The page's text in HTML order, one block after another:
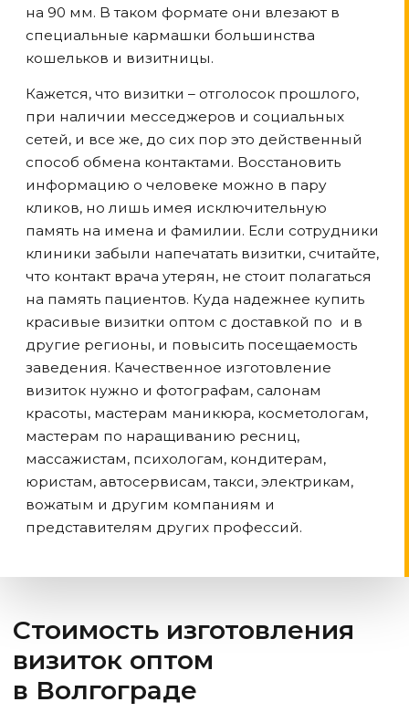
на 90 мм. В таком формате они влезают в
специальные кармашки большинства
кошельков и визитницы.
Кажется, что визитки – отголосок прошлого,
при наличии месседжеров и социальных
сетей, и все же, до сих пор это действенный
способ обмена контактами. Восстановить
информацию о человеке можно в пару
кликов, но лишь имея исключительную
память на имена и фамилии. Если сотрудники
клиники забыли напечатать визитки, считайте,
что контакт врача утерян, не стоит полагаться
на память пациентов. Куда надежнее купить
красивые визитки оптом с доставкой по и в
другие регионы, и повысить посещаемость
заведения. Качественное изготовление
визиток нужно и фотографам, салонам
красоты, мастерам маникюра, косметологам,
мастерам по наращиванию ресниц,
массажистам, психологам, кондитерам,
юристам, автосервисам, такси, электрикам,
вожатым и другим компаниям и
представителям других профессий.
Стоимость изготовления
визиток оптом
в Волгограде